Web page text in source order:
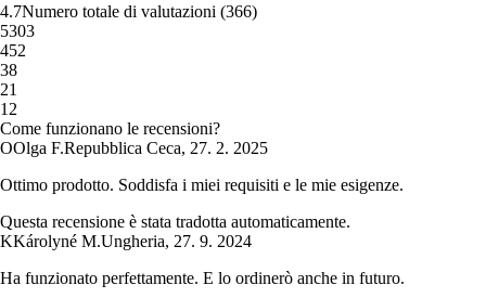
4.7Numero totale di valutazioni (366)
5303
452
38
21
1 2
Come funzionano le recensioni?
OOlga F.Repubblica Ceca, 27. 2. 2025
Ottimo prodotto. Soddisfa i miei requisiti e le mie esigenze.
Questa recensione è stata tradotta automaticamente.
KKárolyné M.Ungheria, 27. 9. 2024
Ha funzionato perfettamente. E lo ordinerò anche in futuro.